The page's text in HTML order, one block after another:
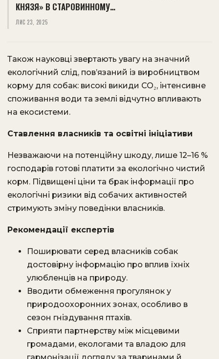
КНЯЗЯ» В СТАРОВИННОМУ…
ЛИС 23, 2025
Також науковці звертають увагу на значний
екологічний слід, пов’язаний із виробництвом
корму для собак: високі викиди CO₂, інтенсивне
споживання води та землі відчутно впливають
на екосистеми.
Ставлення власників та освітні ініціативи
Незважаючи на потенційну шкоду, лише 12–16 %
господарів готові платити за екологічно чистий
корм. Підвищені ціни та брак інформації про
екологічні ризики від собачих активностей
стримують зміну поведінки власників.
Рекомендації експертів
Поширювати серед власників собак
достовірну інформацію про вплив їхніх
улюбленців на природу.
Вводити обмеження прогулянок у
природоохоронних зонах, особливо в
сезон гніздування птахів.
Сприяти партнерству між місцевими
громадами, екологами та владою для